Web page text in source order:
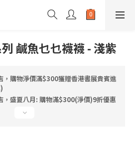
鹹魚乜乜襪襪 - 淺紫
，購物淨價滿$300獲贈香港書展貴賓進
，盛夏八月: 購物滿$300(淨價)9折優惠